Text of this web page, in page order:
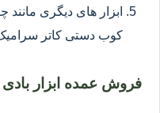
ابزار های دیگری
کوب دستی کاتر
فروش عمده ابزار بادی